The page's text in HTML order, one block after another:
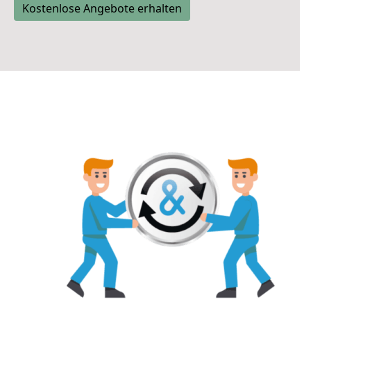
Kostenlose Angebote erhalten